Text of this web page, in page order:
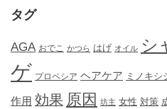
タグ
AGA おでこ かつら はげ オイル シ
ゲ プロペシア ヘアケア ミノキシ
作用 効果 原因 坊主 女性 対策